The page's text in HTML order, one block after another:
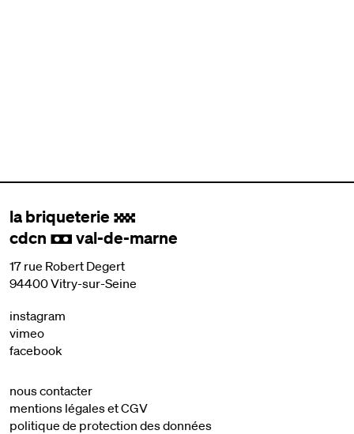
la briqueterie .
cdcn , val-de-marne
17 rue Robert Degert
94400 Vitry-sur-Seine
instagram
vimeo
facebook
nous contacter
mentions légales et CGV
politique de protection des données